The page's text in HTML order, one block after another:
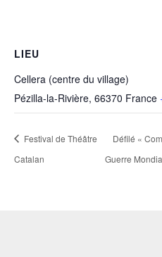
LIEU
Cellera (centre du village)
Pézilla-la-Rivière, 66370 France
Festival de Théâtre
Catalan
Défilé «
Guerre